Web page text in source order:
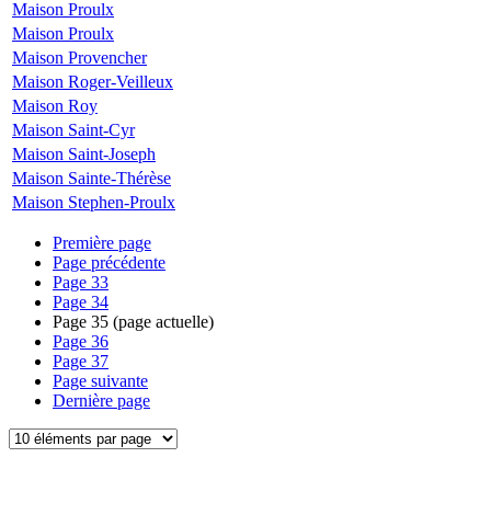
Maison Proulx
Maison Proulx
Maison Provencher
Maison Roger-Veilleux
Maison Roy
Maison Saint-Cyr
Maison Saint-Joseph
Maison Sainte-Thérèse
Maison Stephen-Proulx
Première page
Page précédente
Page 33
Page 34
Page 35 (page actuelle)
Page 36
Page 37
Page suivante
Dernière page